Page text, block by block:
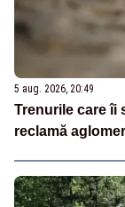
5 aug. 2026, 20:49
Trenurile care îi
reclamă